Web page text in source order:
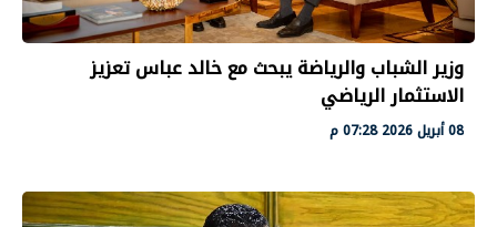
وزير الشباب والرياضة يبحث مع خالد عباس تعزيز
الاستثمار الرياضي
08 أبريل 2026 07:28 م